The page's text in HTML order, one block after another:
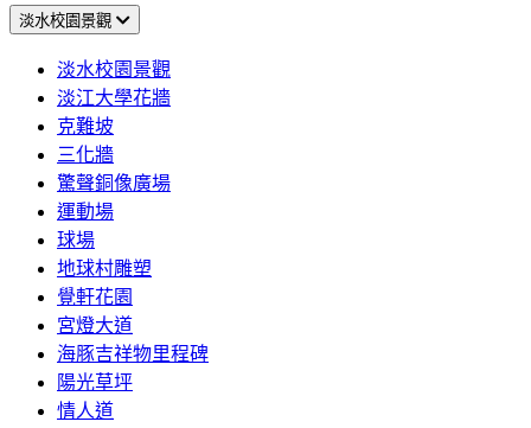
淡水校園景觀
淡水校園景觀
淡江大學花牆
克難坡
三化牆
驚聲銅像廣場
運動場
球場
地球村雕塑
覺軒花園
宮燈大道
海豚吉祥物里程碑
陽光草坪
情人道